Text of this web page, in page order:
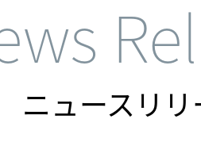
ニュースリリ